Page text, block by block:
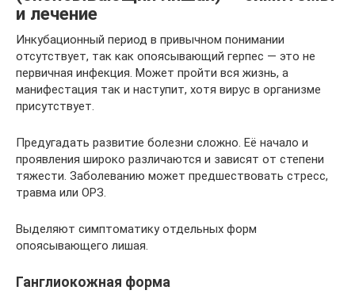
и лечение
Инкубационный период в привычном понимании
отсутствует, так как опоясывающий герпес — это не
первичная инфекция. Может пройти вся жизнь, а
манифестация так и наступит, хотя вирус в организме
присутствует.
Предугадать развитие болезни сложно. Её начало и
проявления широко различаются и зависят от степени
тяжести. Заболеванию может предшествовать стресс,
травма или ОРЗ.
Выделяют симптоматику отдельных форм
опоясывающего лишая.
Ганглиокожная форма